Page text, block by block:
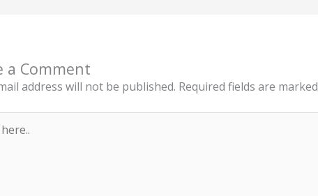
a Comment
address will not be published. Required fields are marked